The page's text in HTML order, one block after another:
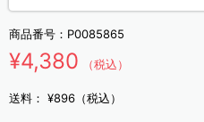
商品番号： P0085865
¥4,380 （税込）
送料： ¥896（税込）